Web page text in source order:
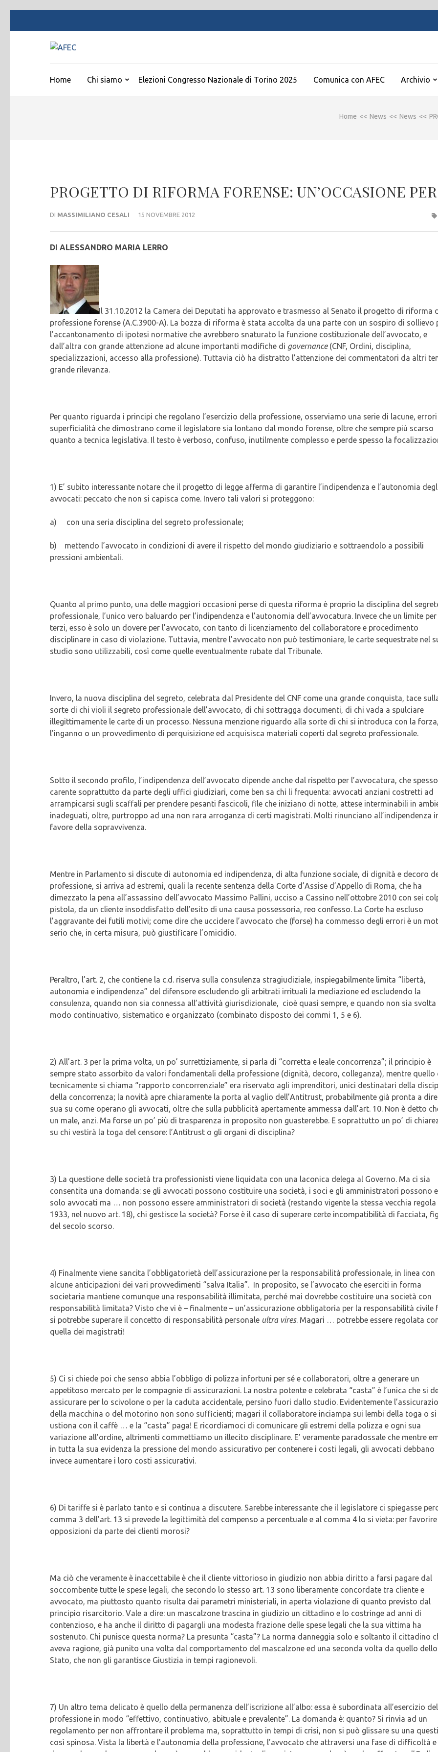
Home Chi siamo Elezioni Congresso Nazionale di Torino 2025 Comunica con AFEC Archivio
Home << News << News <<
PROGETTO DI RIFORMA FORENSE: UN’OCCASIONE
DI MASSIMILIANO CESALI 15 NOVEMBRE 2012
DI ALESSANDRO MARIA LERRO
Il 31.10.2012 la Camera dei Deputati ha approvato e trasmesso al Senato il progetto di riforma
professione forense (A.C.3900-A). La bozza di riforma è stata accolta da una parte con un sospiro di sollievo
l’accantonamento di ipotesi normative che avrebbero snaturato la funzione costituzionale dell’avvocato, e
dall’altra con grande attenzione ad alcune importanti modifiche di governance(CNF, Ordini, disciplina,
specializzazioni, accesso alla professione). Tuttavia ciò ha distratto l’attenzione dei commentatori da altri
grande rilevanza.
Per quanto riguarda i principi che regolano l’esercizio della professione, osserviamo una serie di lacune, errori
superficialità che dimostrano come il legislatore sia lontano dal mondo forense, oltre che sempre più scarso
quanto a tecnica legislativa. Il testo è verboso, confuso, inutilmente complesso e perde spesso la
1) E’ subito interessante notare che il progetto di legge afferma di garantire l’indipendenza e l’autonomia
avvocati: peccato che non si capisca come. Invero tali valori si proteggono:
a) con una seria disciplina del segreto professionale;
b) mettendo l’avvocato in condizioni di avere il rispetto del mondo giudiziario e sottraendolo a possibili
pressioni ambientali.
Quanto al primo punto, una delle maggiori occasioni perse di questa riforma è proprio la disciplina del
professionale, l’unico vero baluardo per l’indipendenza e l’autonomia dell’avvocatura. Invece che un limite per
terzi, esso è solo un dovere per l’avvocato, con tanto di licenziamento del collaboratore e procedimento
disciplinare in caso di violazione. Tuttavia, mentre l’avvocato non può testimoniare, le carte sequestrate nel
studio sono utilizzabili, così come quelle eventualmente rubate dal Tribunale.
Invero, la nuova disciplina del segreto, celebrata dal Presidente del CNF come una grande conquista, tace
sorte di chi violi il segreto professionale dell’avvocato, di chi sottragga documenti, di chi vada a spulciare
illegittimamente le carte di un processo. Nessuna menzione riguardo alla sorte di chi si introduca con la forza,
l’inganno o un provvedimento di perquisizione ed acquisisca materiali coperti dal segreto professionale.
Sotto il secondo profilo, l’indipendenza dell’avvocato dipende anche dal rispetto per l’avvocatura, che
carente soprattutto da parte degli uffici giudiziari, come ben sa chi li frequenta: avvocati anziani costretti ad
arrampicarsi sugli scaffali per prendere pesanti fascicoli, file che iniziano di notte, attese interminabili in
inadeguati, oltre, purtroppo ad una non rara arroganza di certi magistrati. Molti rinunciano all’indipendenza
favore della sopravvivenza.
Mentre in Parlamento si discute di autonomia ed indipendenza, di alta funzione sociale, di dignità e decoro
professione, si arriva ad estremi, quali la recente sentenza della Corte d’Assise d’Appello di Roma, che ha
dimezzato la pena all’assassino dell’avvocato Massimo Pallini, ucciso a Cassino nell’ottobre 2010 con sei
pistola, da un cliente insoddisfatto dell’esito di una causa possessoria, reo confesso. La Corte ha escluso
l’aggravante dei futili motivi; come dire che uccidere l’avvocato che (forse) ha commesso degli errori è un
serio che, in certa misura, può giustificare l’omicidio.
Peraltro, l’art. 2, che contiene la c.d. riserva sulla consulenza stragiudiziale, inspiegabilmente limita “libertà,
autonomia e indipendenza” del difensore escludendo gli arbitrati irrituali la mediazione ed escludendo la
consulenza, quando non sia connessa all’attività giurisdizionale, cioè quasi sempre, e quando non sia
modo continuativo, sistematico e organizzato (combinato disposto dei commi 1, 5 e 6).
2) All’art. 3 per la prima volta, un po’ surrettiziamente, si parla di “corretta e leale concorrenza”; il principio è
sempre stato assorbito da valori fondamentali della professione (dignità, decoro, colleganza), mentre quello
tecnicamente si chiama “rapporto concorrenziale” era riservato agli imprenditori, unici destinatari della
della concorrenza; la novità apre chiaramente la porta al vaglio dell’Antitrust, probabilmente già pronta a
sua su come operano gli avvocati, oltre che sulla pubblicità apertamente ammessa dall’art. 10. Non è detto
un male, anzi. Ma forse un po’ più di trasparenza in proposito non guasterebbe. E soprattutto un po’ di
su chi vestirà la toga del censore: l’Antitrust o gli organi di disciplina?
3) La questione delle società tra professionisti viene liquidata con una laconica delega al Governo. Ma ci sia
consentita una domanda: se gli avvocati possono costituire una società, i soci e gli amministratori possono
solo avvocati ma … non possono essere amministratori di società (restando vigente la stessa vecchia regola
1933, nel nuovo art. 18), chi gestisce la società? Forse è il caso di superare certe incompatibilità di facciata,
del secolo scorso.
4) Finalmente viene sancita l’obbligatorietà dell’assicurazione per la responsabilità professionale, in linea con
alcune anticipazioni dei vari provvedimenti “salva Italia”. In proposito, se l’avvocato che eserciti in forma
societaria mantiene comunque una responsabilità illimitata, perché mai dovrebbe costituire una società con
responsabilità limitata? Visto che vi è – finalmente – un’assicurazione obbligatoria per la responsabilità civile
si potrebbe superare il concetto di responsabilità personale ultra vires. Magari … potrebbe essere regolata
quella dei magistrati!
5) Ci si chiede poi che senso abbia l’obbligo di polizza infortuni per sé e collaboratori, oltre a generare un
appetitoso mercato per le compagnie di assicurazioni. La nostra potente e celebrata “casta” è l’unica che si
assicurare per lo scivolone o per la caduta accidentale, persino fuori dallo studio. Evidentemente
della macchina o del motorino non sono sufficienti; magari il collaboratore inciampa sui lembi della toga o si
ustiona con il caffè … e la “casta” paga! E ricordiamoci di comunicare gli estremi della polizza e ogni sua
variazione all’ordine, altrimenti commettiamo un illecito disciplinare. E’ veramente paradossale che mentre
in tutta la sua evidenza la pressione del mondo assicurativo per contenere i costi legali, gli avvocati debbano
invece aumentare i loro costi assicurativi.
6) Di tariffe si è parlato tanto e si continua a discutere. Sarebbe interessante che il legislatore ci spiegasse
comma 3 dell’art. 13 si prevede la legittimità del compenso a percentuale e al comma 4 lo si vieta: per favorire
opposizioni da parte dei clienti morosi?
Ma ciò che veramente è inaccettabile è che il cliente vittorioso in giudizio non abbia diritto a farsi pagare dal
soccombente tutte le spese legali, che secondo lo stesso art. 13 sono liberamente concordate tra cliente e
avvocato, ma piuttosto quanto risulta dai parametri ministeriali, in aperta violazione di quanto previsto dal
principio risarcitorio. Vale a dire: un mascalzone trascina in giudizio un cittadino e lo costringe ad anni di
contenzioso, e ha anche il diritto di pagargli una modesta frazione delle spese legali che la sua vittima ha
sostenuto. Chi punisce questa norma? La presunta “casta”? La norma danneggia solo e soltanto il cittadino
aveva ragione, già punito una volta dal comportamento del mascalzone ed una seconda volta da quello dello
Stato, che non gli garantisce Giustizia in tempi ragionevoli.
7) Un altro tema delicato è quello della permanenza dell’iscrizione all’albo: essa è subordinata all’esercizio
professione in modo “effettivo, continuativo, abituale e prevalente”. La domanda è: quanto? Si rinvia ad un
regolamento per non affrontare il problema ma, soprattutto in tempi di crisi, non si può glissare su una
così spinosa. Vista la libertà e l’autonomia della professione, l’avvocato che attraversi una fase di difficoltà e